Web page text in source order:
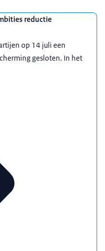
reductie
op 14 juli een
gesloten. In het